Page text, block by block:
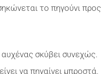
το πηγούνι προς
σκύβει συνεχώς.
να πηγαίνει μπροστά.